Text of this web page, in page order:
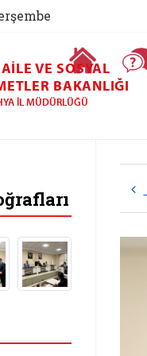
Ana Sayfa
VE SOSYAL
BAKANLIĞI
İL MÜDÜRLÜĞÜ